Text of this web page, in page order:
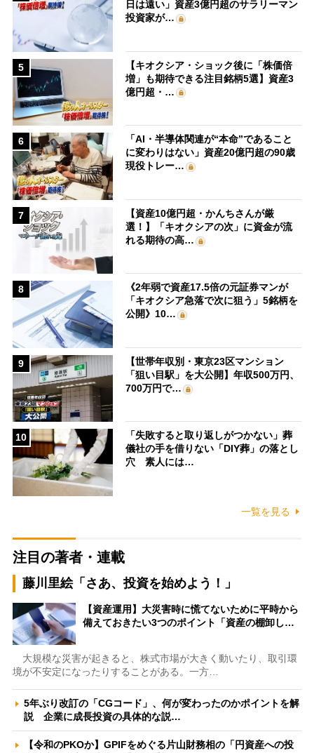
日は遠い」資産3億円超のサラリーマン
投資家が…
5
【キオクシア・ショック後に「株価倍
増」も期待できる注目銘柄5選】資産3
億円超・…
6
「AI・半導体関連が“本命”であること
に変わりはない」資産20億円超の90歳
現役トレー…
7
【資産10億円超・かんちさんが厳
選！】「キオクシアの次」に資金が流
れる期待の高…
8
《2年弱で資産17.5倍の元証券マンが
「キオクシア急落で次に狙う」5銘柄を
公開》10…
9
【世帯年収別・東京23区マンション
「狙い目駅」を大公開】年収500万円、
700万円で…
10
「失敗すると取り返しがつかない」葬
儀社の手を借りない「DIY葬」の落とし
穴 素人には…
一覧を見る
注目の著者・連載
藤川里絵「さあ、投資を始めよう！」
【資産運用】大災害時に慌てないために平時から
備えておきたい3つのポイント「資産の棚卸し…
大規模な災害が起きると、株式市場が大きく動いたり、取引環
境が不安定になったりすることがある。一方…
5年ぶり改訂の「CGコード」、何が変わったのかポイントを解
説 企業に成長投資の具体的な説…
【令和のPKOか】GPIFをめぐる片山財務相の「円資産への投